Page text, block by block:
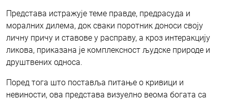
Представа истражује теме правде, предрасуда и
моралних дилема, док сваки поротник доноси своју
личну причу и ставове у расправу, а кроз интеракцију
ликова, приказана је комплексност људске природе и
друштвених односа.
Поред тога што поставља питање о кривици и
невиности, ова представа визуелно веома богата са